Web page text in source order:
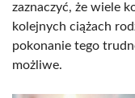
zaznaczyć, że wiele
kolejnych ciążach
pokonanie tego
możliwe.